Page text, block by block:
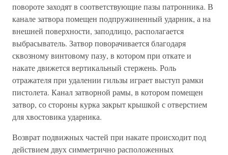
повороте заходят в соответствующие пазы патронника. В
канале затвора помещен подпружиненный ударник, а на
внешней поверхности, заподлицо, располагается
выбрасыватель. Затвор поворачивается благодаря
сквозному винтовому пазу, в котором при откате и
накате движется вертикальный стержень. Роль
отражателя при удалении гильзы играет выступ рамки
пистолета. Канал затворной рамы, в котором помещен
затвор, со стороны курка закрыт крышкой с отверстием
для хвостовика ударника.
Возврат подвижных частей при накате происходит под
действием двух симметрично расположенных